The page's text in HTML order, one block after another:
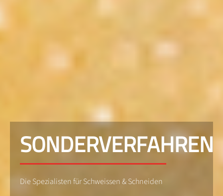
SONDERVERFAHREN
Die Spezialisten für Schweissen & Schneiden